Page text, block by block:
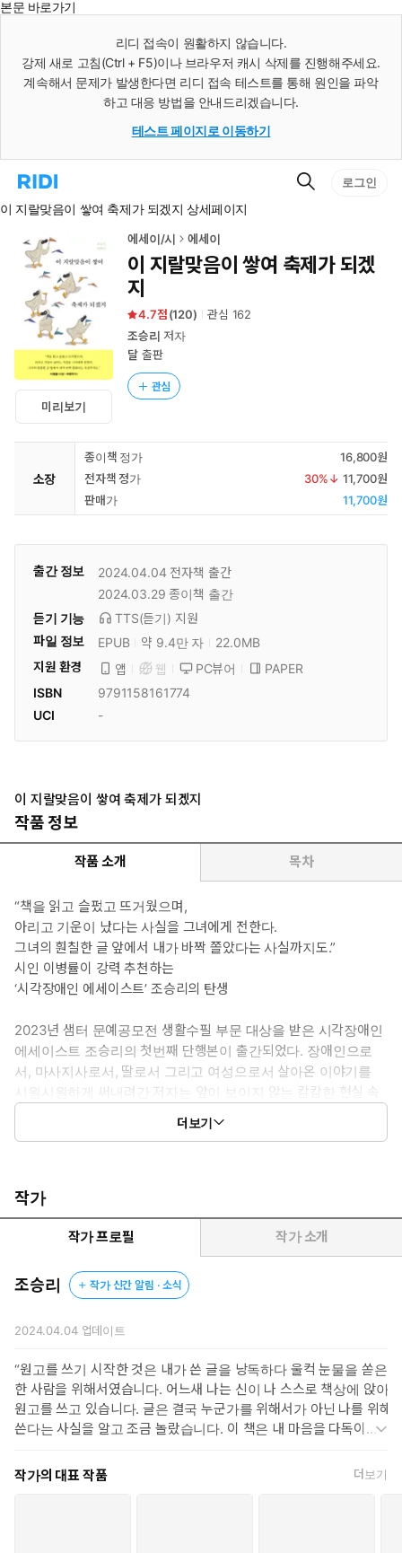
본문 바로가기
리디 접속이 원활하지 않습니다.
강제 새로 고침(Ctrl + F5)이나 브라우저 캐시 삭제를 진행해주세요.
계속해서 문제가 발생한다면 리디 접속 테스트를 통해 원인을 파악
하고 대응 방법을 안내드리겠습니다.
테스트 페이지로 이동하기
리
홈
로
이
동
검
로그인
이 지랄맞음이 쌓여 축제가 되겠지 상세페이지
미리보기
에세이/시 에세이
이 지랄맞음이 쌓여 축제가 되겠
지
4.7 (120) 관심 162
조승리 저자
달출판
관심
소장
종이책 정가
16,800원
전자책 정가
30%↓ 11,700원
판매가
11,700원
출간 정보 2024.04.04 전자책 출간
2024.03.29 종이책 출간
듣기 기능
TTS(듣기) 지원
파일 정보
EPUB 약 9.4만 자
22.0MB
지원 환경
앱 웹 PC뷰어
PAPER
ISBN
9791158161774
UCI
-
이 지랄맞음이 쌓여 축제가 되겠지
작품 정보
작품 소개 목차
“책을 읽고 슬펐고 뜨거웠으며,
아리고 기운이 났다는 사실을 그녀에게 전한다.
그녀의 훤칠한 글 앞에서 내가 바짝 쫄았다는 사실까지도.”
시인 이병률이 강력 추천하는
‘시각장애인 에세이스트’ 조승리의 탄생
2023년 샘터 문예공모전 생활수필 부문 대상을 받은 시각장애인
에세이스트 조승리의 첫번째 단행본이 출간되었다. 장애인으로
서, 마사지사로서, 딸로서 그리고 여성으로서 살아온 이야기를
시원시원하게 써내려간 저자는 앞이 보이지 않는 캄캄한 현실 속
에서도 자신만의 불꽃을 여실히 지켜냈음을 보여준다.
열다섯, 시력을 잃기 시작한 순간부터 저자는 시간에 쫓기듯 각종
더부살이”하듯 자라온 알싸한 어린 시절, “휴먼 다큐가 어울리지
않고 코믹 시트콤에 가까”울 정도로 얼얼한 모녀간의 대화 그리
고 마사지사로서 “누군가에게 고된 삶을 견뎌내게 할 의지”가 된
홧홧한 오늘날까지, 모든 이야기는 파편적이지 않고 하나의 줄기
로 이어져 아름다운 불꽃으로 독자의 마음에 화려하게 피어날 것
이다.
“비극으로 끝날 줄 알았지”
대한민국의 ‘승리’로서 당당히 어둠 속을 춤추다
작가 조승리의 인생은 마치 불꽃같다. 저 멀리까지 도달하지 못할
것을 알면서도 하늘로 힘껏 솟아오르고, 결국 공기 저항에 부딪혀
찬란한 빛줄기로.
더보기
작가
작가 프로필 작가 소개
조승리 작가 신간 알림 · 소식
2024.04.04업데이트
“원고를 쓰기 시작한 것은 내가 쓴 글을 낭독하다 울컥 눈물을 쏟은
한 사람을 위해서였습니다. 어느새 나는 신이 나 스스로 책상에 앉아
원고를 쓰고 있습니다. 글은 결국 누군가를 위해서가 아닌 나를 위해
쓴다는 사실을 알고 조금 놀랐습니다. 이 책은 내 마음을 다독이기
안게임을 시청하다 나를 낳은 엄마는 내 이름을 ‘승리’라 지었다. 열
다섯부터 서서히 시력을 잃어 이제는 눈앞이 어둠으로 가득하지만,
작가의 대표 작품 더보기